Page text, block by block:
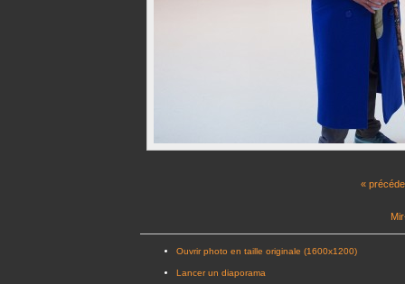
«
Ouvrir photo en taille originale (1600x1200)
Lancer un diaporama